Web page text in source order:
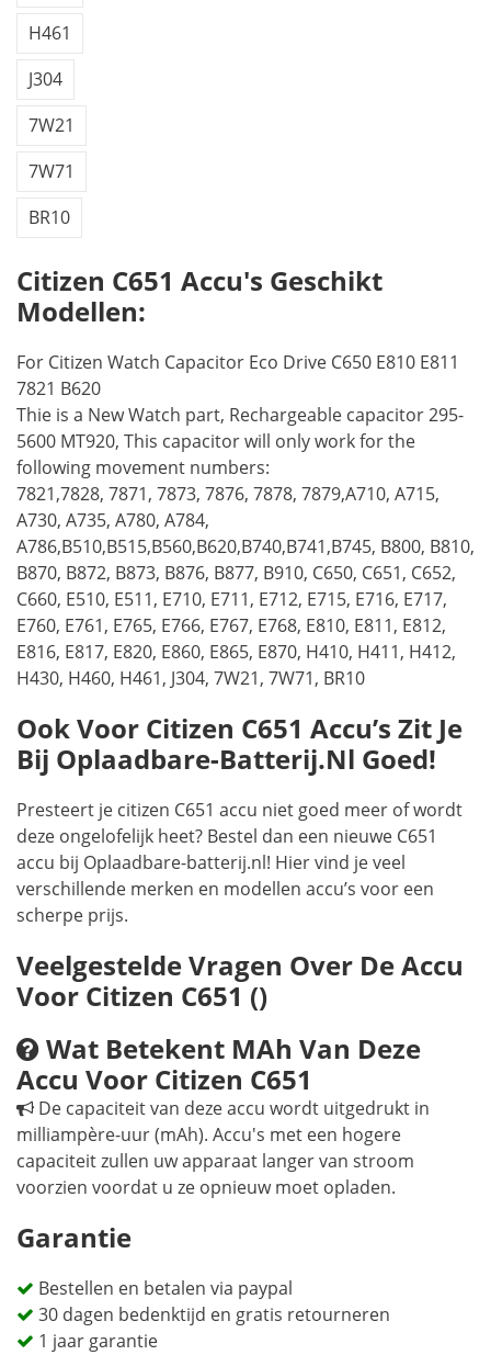
H461
J304
7W21
7W71
BR10
Citizen C651 Accu's Geschikt
Modellen:
For Citizen Watch Capacitor Eco Drive C650 E810 E811
7821 B620
Thie is a New Watch part, Rechargeable capacitor 295-
5600 MT920, This capacitor will only work for the
following movement numbers:
7821,7828, 7871, 7873, 7876, 7878, 7879,A710, A715,
A730, A735, A780, A784,
A786,B510,B515,B560,B620,B740,B741,B745, B800, B810,
B870, B872, B873, B876, B877, B910, C650, C651, C652,
C660, E510, E511, E710, E711, E712, E715, E716, E717,
E760, E761, E765, E766, E767, E768, E810, E811, E812,
E816, E817, E820, E860, E865, E870, H410, H411, H412,
H430, H460, H461, J304, 7W21, 7W71, BR10
Ook Voor Citizen C651 Accu’s Zit Je
Bij Oplaadbare-Batterij.nl Goed!
Presteert je citizen C651 accu niet goed meer of wordt
deze ongelofelijk heet? Bestel dan een nieuwe C651
accu bij Oplaadbare-batterij.nl! Hier vind je veel
verschillende merken en modellen accu’s voor een
scherpe prijs.
Veelgestelde Vragen Over De Accu
Voor Citizen C651 ()
Wat Betekent MAh Van Deze
Accu Voor Citizen C651
De capaciteit van deze accu wordt uitgedrukt in
milliampère-uur (mAh). Accu's met een hogere
capaciteit zullen uw apparaat langer van stroom
voorzien voordat u ze opnieuw moet opladen.
Garantie
Bestellen en betalen via paypal
30 dagen bedenktijd en gratis retourneren
1 jaar garantie